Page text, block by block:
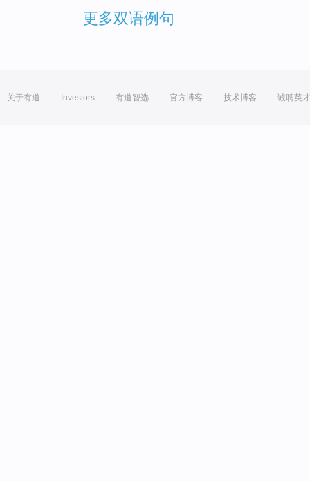
更多双语例句
关于有道 Investors 有道智选 官方博客 技术博客 诚聘英才